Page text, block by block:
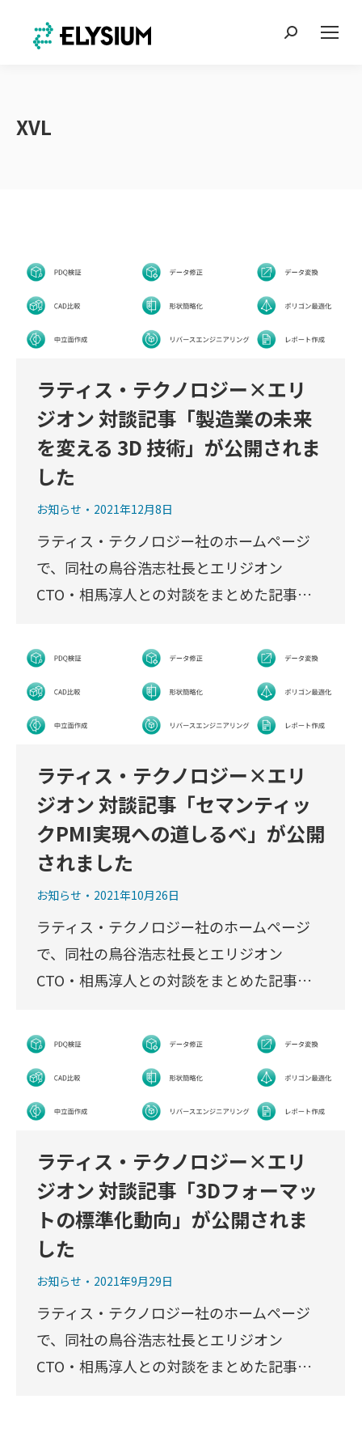
Search:
XVL
ラティス・テクノロジー×エリ
ジオン 対談記事「製造業の未来
を変える 3D 技術」が公開されま
した
お知らせ 2021年12月8日
ラティス・テクノロジー社のホームページ
で、同社の鳥谷浩志社長とエリジオン
CTO・相馬淳人との対談をまとめた記事…
ラティス・テクノロジー×エリ
ジオン 対談記事「セマンティッ
クPMI実現への道しるべ」が公開
されました
お知らせ 2021年10月26日
ラティス・テクノロジー社のホームページ
で、同社の鳥谷浩志社長とエリジオン
CTO・相馬淳人との対談をまとめた記事…
ラティス・テクノロジー×エリ
ジオン 対談記事「3Dフォーマッ
トの標準化動向」が公開されま
した
お知らせ 2021年9月29日
ラティス・テクノロジー社のホームページ
で、同社の鳥谷浩志社長とエリジオン
CTO・相馬淳人との対談をまとめた記事…